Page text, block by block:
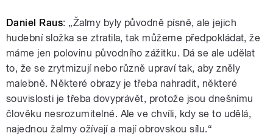
Daniel Raus: „Žalmy byly původně písně, ale jejich
hudební složka se ztratila, tak můžeme předpokládat, že
máme jen polovinu původního zážitku. Dá se ale udělat
to, že se zrytmizují nebo různě upraví tak, aby zněly
malebně. Některé obrazy je třeba nahradit, některé
souvislosti je třeba dovyprávět, protože jsou dnešnímu
člověku nesrozumitelné. Ale ve chvíli, kdy se to udělá,
najednou žalmy ožívají a mají obrovskou sílu.“